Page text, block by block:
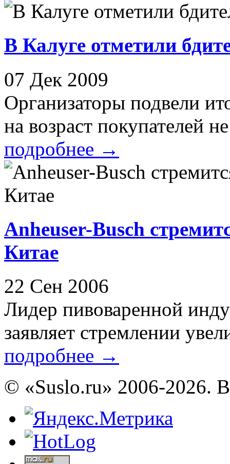
В Калуге отметили
07 Дек 2009
Организаторы подвели
на возраст покупателей
подробнее →
Anheuser-Busch
Китае
22 Сен 2006
Лидер пивоваренной
заявляет стремлении
подробнее →
© «Suslo.ru» 2006-2026.